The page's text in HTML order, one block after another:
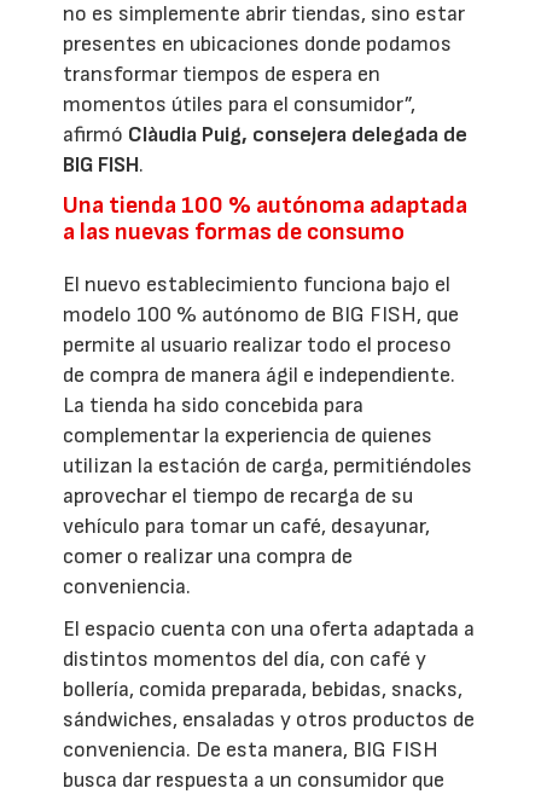
no es simplemente abrir tiendas, sino estar
presentes en ubicaciones donde podamos
transformar tiempos de espera en
momentos útiles para el consumidor”,
afirmó Clàudia Puig, consejera delegada de
BIG FISH.
Una tienda 100 % autónoma adaptada
a las nuevas formas de consumo
El nuevo establecimiento funciona bajo el
modelo 100 % autónomo de BIG FISH, que
permite al usuario realizar todo el proceso
de compra de manera ágil e independiente.
La tienda ha sido concebida para
complementar la experiencia de quienes
utilizan la estación de carga, permitiéndoles
aprovechar el tiempo de recarga de su
vehículo para tomar un café, desayunar,
comer o realizar una compra de
conveniencia.
El espacio cuenta con una oferta adaptada a
distintos momentos del día, con café y
bollería, comida preparada, bebidas, snacks,
sándwiches, ensaladas y otros productos de
conveniencia. De esta manera, BIG FISH
busca dar respuesta a un consumidor que